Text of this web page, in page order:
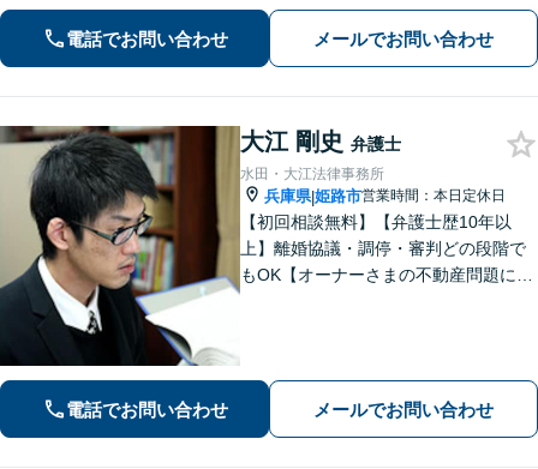
ます。また、問題となっている背景事
情にも気を配り、根本的な解決を目指
電話でお問い合わせ メールでお問い合わせ
大江 剛史 弁護士
水田・大江法律事務所
兵庫県|姫路市営業時間：本日定休日
【初回相談無料】【弁護士歴10年以
上】離婚協議・調停・審判どの段階で
もOK【オーナーさまの不動産問題に特
【夜間面談可】遺言書作成に対応
電話でお問い合わせ メールでお問い合わせ